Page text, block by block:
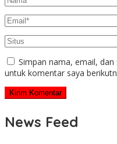
Simpan nama, email,
untuk komentar saya
News Feed